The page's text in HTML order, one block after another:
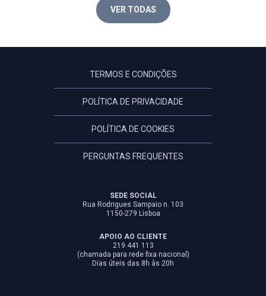
VER TODAS
TERMOS E CONDIÇÕES
POLÍTICA DE PRIVACIDADE
POLÍTICA DE COOKIES
PERGUNTAS FREQUENTES
SEDE SOCIAL
Rua Rodrigues Sampaio n. 103
1150-279 Lisboa
APOIO AO CLIENTE
219 441 113
(chamada para rede fixa nacional)
Dias úteis das 8h às 20h